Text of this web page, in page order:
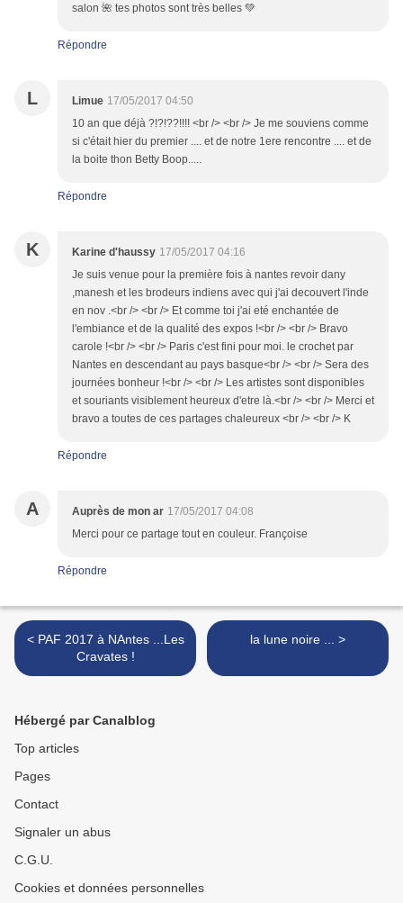
salon 🌺 tes photos sont très belles 💚
Répondre
L Limue 17/05/2017 04:50
10 an que déjà ?!?!??!!!! <br /> <br /> Je me souviens comme
si c'était hier du premier .... et de notre 1ere rencontre .... et de
la boite thon Betty Boop.....
Répondre
K Karine d'haussy 17/05/2017 04:16
Je suis venue pour la première fois à nantes revoir dany
,manesh et les brodeurs indiens avec qui j'ai decouvert l'inde
en nov .<br /> <br /> Et comme toi j'ai eté enchantée de
l'embiance et de la qualité des expos !<br /> <br /> Bravo
carole !<br /> <br /> Paris c'est fini pour moi. le crochet par
Nantes en descendant au pays basque<br /> <br /> Sera des
journées bonheur !<br /> <br /> Les artistes sont disponibles
et souriants visiblement heureux d'etre là.<br /> <br /> Merci et
bravo a toutes de ces partages chaleureux <br /> <br /> K
Répondre
A Auprès de mon ar 17/05/2017 04:08
Merci pour ce partage tout en couleur. Françoise
Répondre
< PAF 2017 à NAntes ...Les
Cravates !
la lune noire ... >
Hébergé par Canalblog
Top articles
Pages
Contact
Signaler un abus
C.G.U.
Cookies et données personnelles